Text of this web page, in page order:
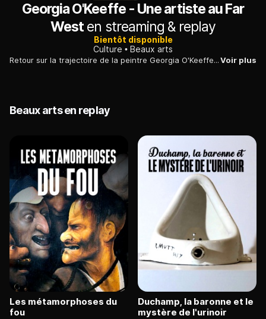
Georgia O'Keeffe - Une artiste au Far
Westen streaming & replay
Bientôt disponible
Culture
Beaux arts
Retour sur la trajectoire de la peintre Georgia O'Keeffe, incarnation du rêve américain et d'une féminité radicalement moderne, qui avait fait du Nouveau-Mexique son paradis.Voir plus
Beaux arts en replay
Les métamorphoses du
fou
Duchamp, la baronne et le
mystère de l'urinoir